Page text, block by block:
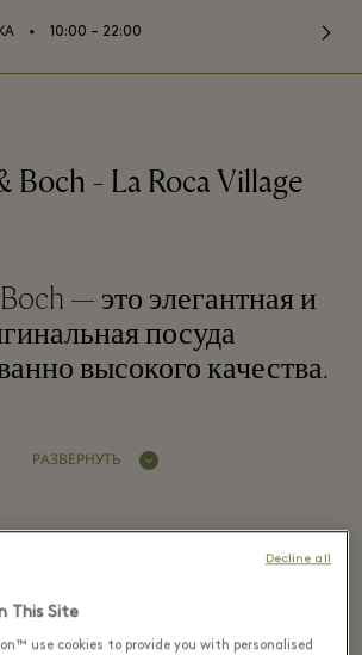
⬩ 10:00 – 22:00
Boch - La Roca Village
— это элегантная и
посуда
высокого качества.
РАЗВЕРНУТЬ
boutique
This Site
use cookies to provide you with personalised
Decline all